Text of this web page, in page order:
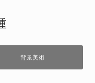
背景美術